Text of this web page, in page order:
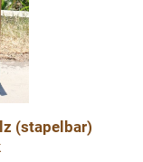
(stapelbar)